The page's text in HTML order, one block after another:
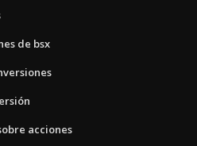
de bsx
acciones